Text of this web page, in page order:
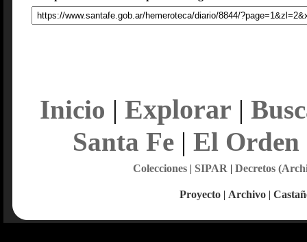
Inicio | Explorar |
Santa Fe| El Orden
Colecciones| SIPAR | Decretos
Proyecto | Archivo |